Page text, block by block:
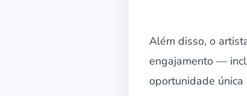
Além disso, o
engajamento —
oportunidade